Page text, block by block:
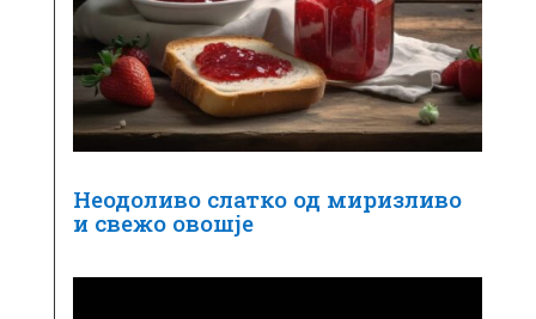
Неодоливо слатко од миризливо
и свежо овошје